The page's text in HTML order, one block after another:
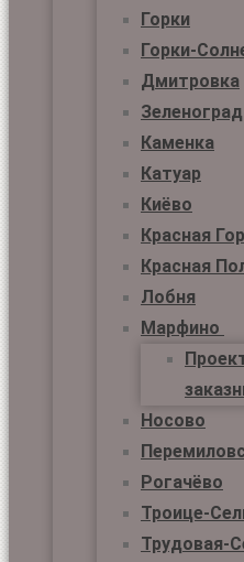
Горки
Горки-
Дмитровка
Зеленоград
Каменка
Катуар
Киёво
Красная
Красная
Лобня
Марфино
Носово
Рогачёво
Троице-
Трудовая-